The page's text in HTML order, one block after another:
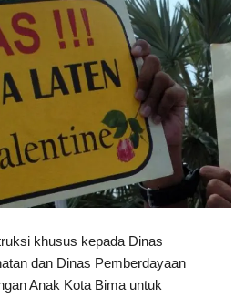
khusus kepada Dinas
dan Dinas Pemberdayaan
Anak Kota Bima untuk